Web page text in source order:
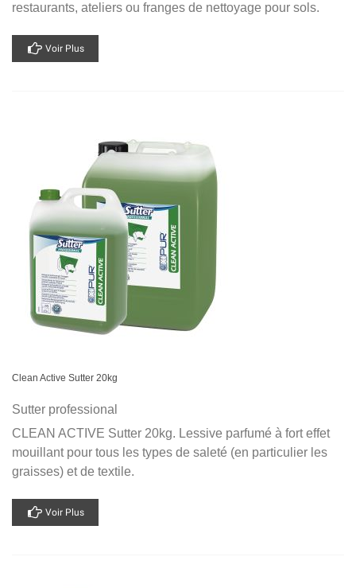
restaurants, ateliers ou franges de nettoyage pour sols.
Voir Plus
Clean Active Sutter 20kg
Sutter professional
CLEAN ACTIVE Sutter 20kg. Lessive parfumé à fort effet
mouillant pour tous les types de saleté (en particulier les
graisses) et de textile.
Voir Plus